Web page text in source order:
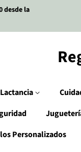
desde la
Lactancia
Personalizados